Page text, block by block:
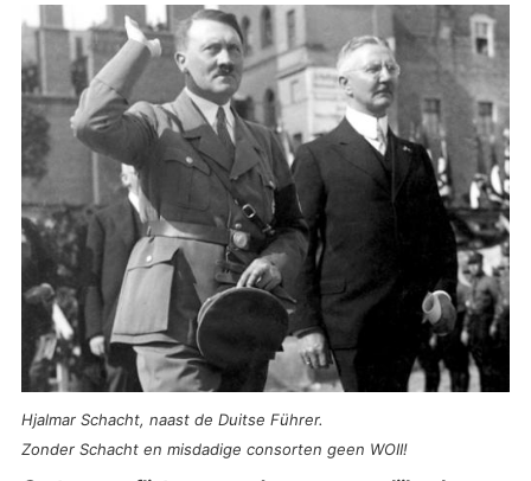
Hjalmar Schacht, naast de Duitse Führer.
Zonder Schacht en misdadige consorten geen WOII!